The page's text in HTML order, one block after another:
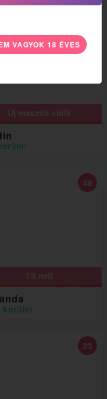
Új masztis vidik
TS milf
kerület
49
23
VAGYOK 18 ÉVES